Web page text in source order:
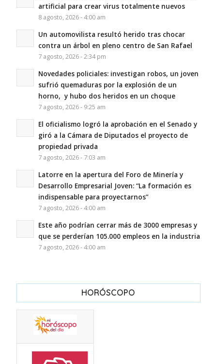
artificial para crear virus totalmente nuevos
8 agosto, 2026 - 4:00 am
Un automovilista resultó herido tras chocar
contra un árbol en pleno centro de San Rafael
7 agosto, 2026 - 2:34 pm
Novedades policiales: investigan robos, un joven
sufrió quemaduras por la explosión de un
horno, y hubo dos heridos en un choque
7 agosto, 2026 - 9:25 am
El oficialismo logró la aprobación en el Senado y
giró a la Cámara de Diputados el proyecto de
propiedad privada
7 agosto, 2026 - 7:03 am
Latorre en la apertura del Foro de Minería y
Desarrollo Empresarial Joven: “La formación es
indispensable para proyectarnos”
7 agosto, 2026 - 4:00 am
Este año podrían cerrar más de 3000 empresas y
que se perderían 105.000 empleos en la industria
7 agosto, 2026 - 4:00 am
HORÓSCOPO